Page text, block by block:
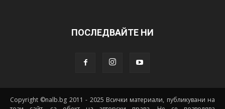
ПОСЛЕДВАЙТЕ НИ
Copyright ©nalb.bg 2011 - 2025 Всички материали, публикувани на